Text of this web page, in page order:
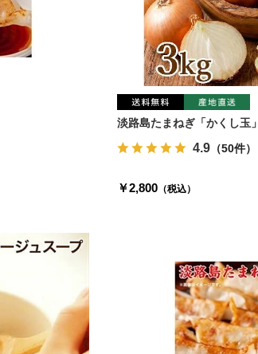
淡路島たまねぎ「かくし玉
4.9 （50件）
￥2,800 （税込）